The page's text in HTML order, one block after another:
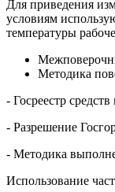
Для приведения
условиям
температуры
Методика
- Госреестр
- Разрешение
- Методика
Использование